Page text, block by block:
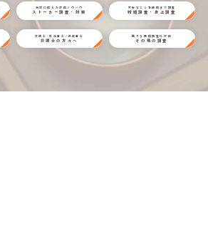
状況に応じた対応ノウハウ
ストーカー調査・対策
不安なことを細部まで調査
結婚調査・身上調査
弁護士/司法書士/行政書士
弁護士の方々へ
様々な探偵調査に対応
その他の調査